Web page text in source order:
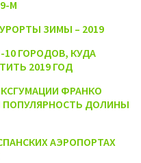
М
ЗИМЫ – 2019
ГОРОДОВ, КУДА
2019 ГОД
ФРАНКО
ПОПУЛЯРНОСТЬ ДОЛИНЫ
АЭРОПОРТАХ